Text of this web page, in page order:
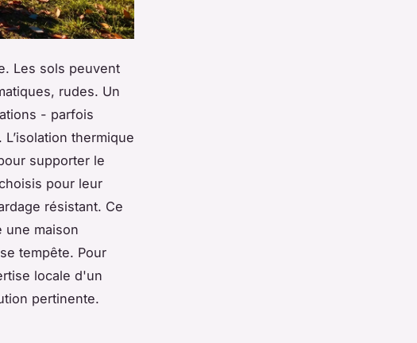
Les sols peuvent
rudes. Un
- parfois
thermique
supporter le
pour leur
résistant. Ce
une maison
tempête. Pour
locale d'un
pertinente.